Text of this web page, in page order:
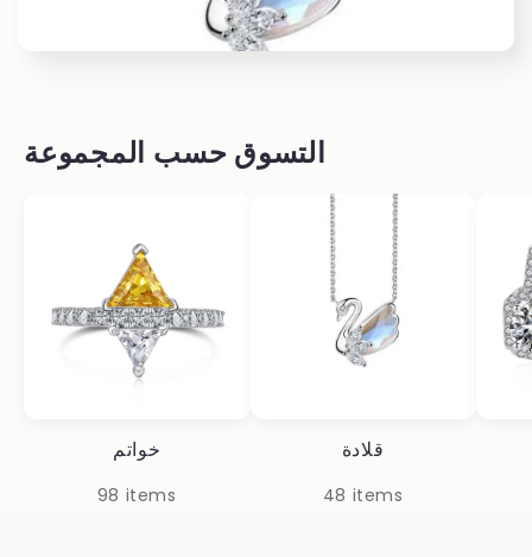
التسوق حسب المجموعة
خواتم
98 items
قلادة
48 items